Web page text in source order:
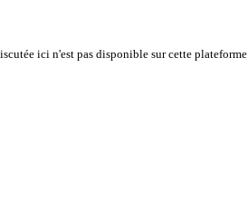
ici n'est pas disponible sur cette plateforme.